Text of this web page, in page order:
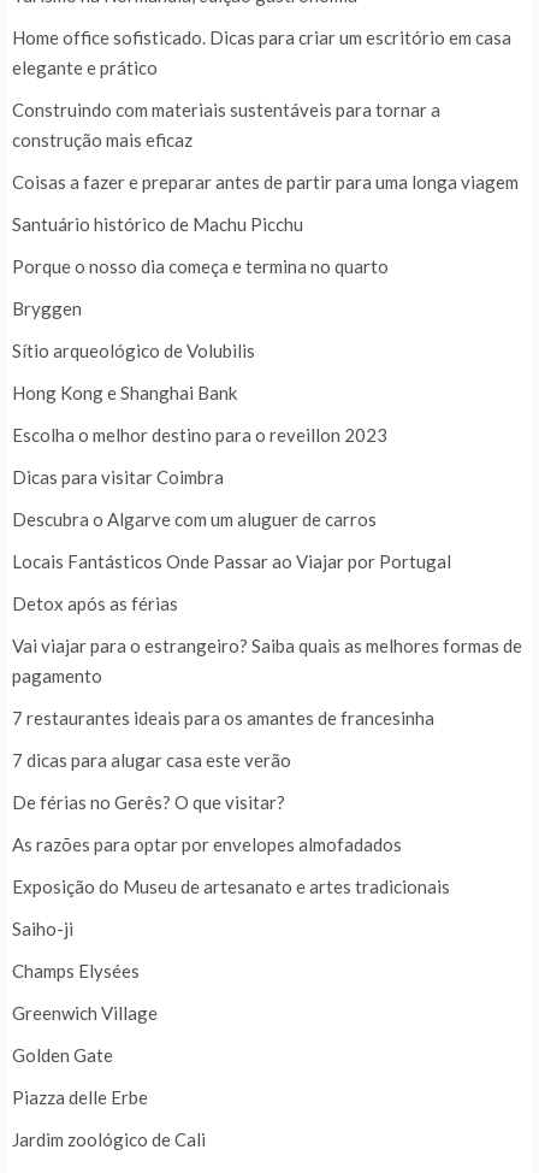
Home office sofisticado. Dicas para criar um escritório em casa
elegante e prático
Construindo com materiais sustentáveis para tornar a
construção mais eficaz
Coisas a fazer e preparar antes de partir para uma longa viagem
Santuário histórico de Machu Picchu
Porque o nosso dia começa e termina no quarto
Bryggen
Sítio arqueológico de Volubilis
Hong Kong e Shanghai Bank
Escolha o melhor destino para o reveillon 2023
Dicas para visitar Coimbra
Descubra o Algarve com um aluguer de carros
Locais Fantásticos Onde Passar ao Viajar por Portugal
Detox após as férias
Vai viajar para o estrangeiro? Saiba quais as melhores formas de
pagamento
7 restaurantes ideais para os amantes de francesinha
7 dicas para alugar casa este verão
De férias no Gerês? O que visitar?
As razões para optar por envelopes almofadados
Exposição do Museu de artesanato e artes tradicionais
Saiho-ji
Champs Elysées
Greenwich Village
Golden Gate
Piazza delle Erbe
Jardim zoológico de Cali